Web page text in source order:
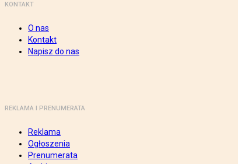
KONTAKT
O nas
Kontakt
Napisz do nas
REKLAMA I PRENUMERATA
Reklama
Ogłoszenia
Prenumerata